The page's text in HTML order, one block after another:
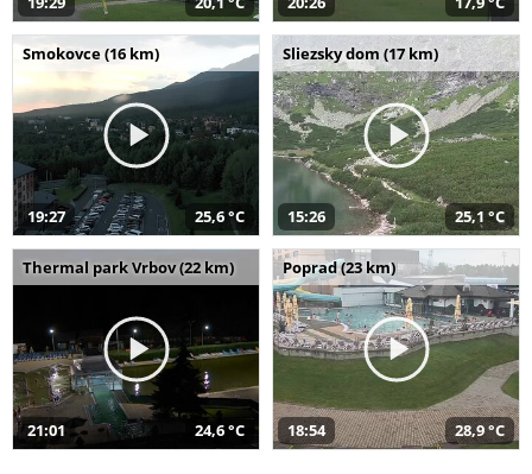
Smokovce (16 km)
19:27 25,6 °C
Sliezsky dom (17 km)
15:26 25,1 °C
Thermal park Vrbov (22 km)
21:01 24,6 °C
Poprad (23 km)
18:54 28,9 °C